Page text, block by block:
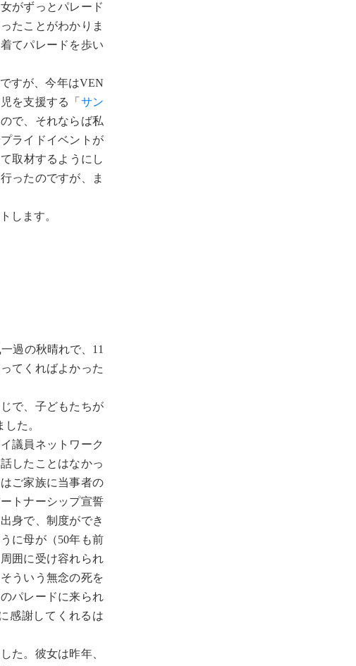
がずっとパレード
たことがわかりま
てパレードを歩い
すが、今年はVEN
を支援する「 サン
で、それならば私
ライドイベントが
取材するようにし
ったのですが、ま
します。
過の秋晴れで、11
てくればよかった
で、子どもたちが
た。
議員ネットワーク
したことはなかっ
ご家族に当事者の
トナーシップ宣誓
身で、制度ができ
に母が（50年も前
囲に受け容れられ
ういう無念の死を
パレードに来られ
感謝してくれるは
た。彼女は昨年、